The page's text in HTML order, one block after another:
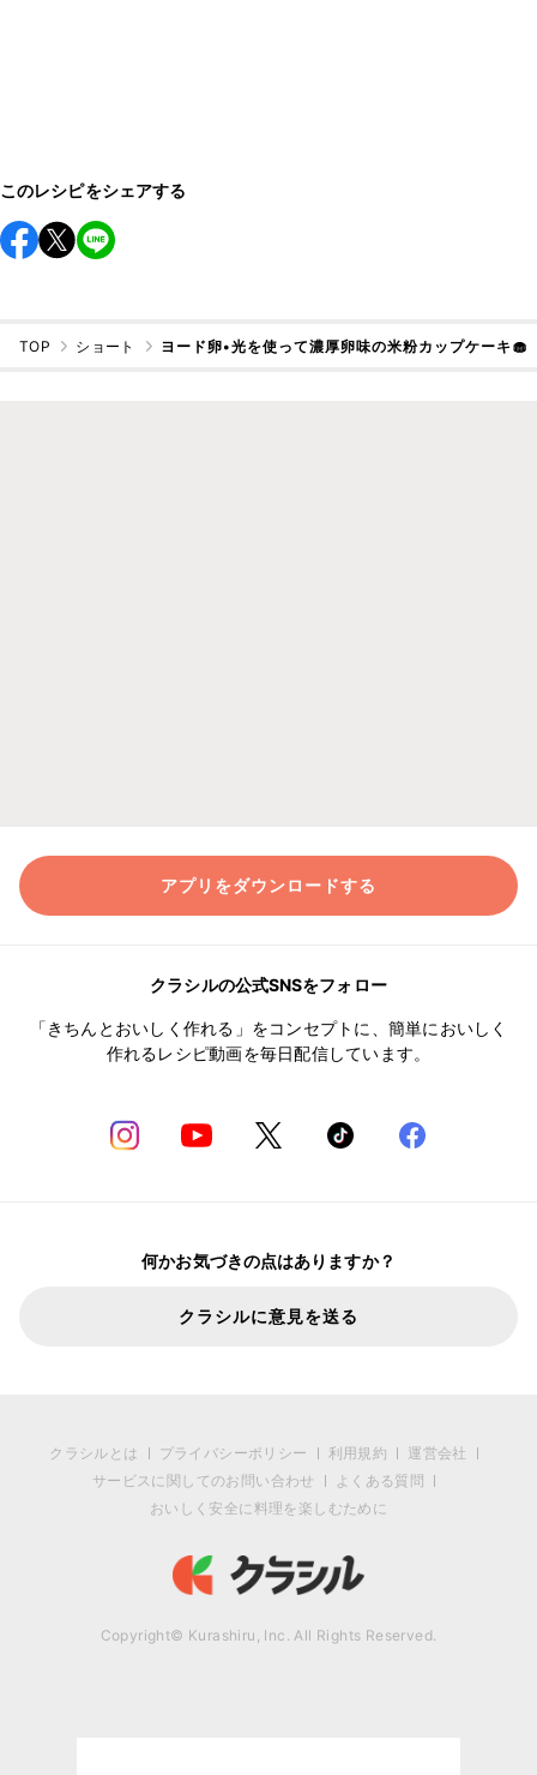
このレシピをシェアする
TOP ショート ヨード卵•光を使って濃厚卵味の米粉カップケーキ🧁
アプリをダウンロードする
クラシルの公式SNSをフォロー
「きちんとおいしく作れる」をコンセプトに、簡単においしく
作れるレシピ動画を毎日配信しています。
何かお気づきの点はありますか？
クラシルに意見を送る
クラシルとは プライバシーポリシー 利用規約
運営会社
サービスに関してのお問い合わせ
よくある質問
おいしく安全に料理を楽しむために
Copyright© Kurashiru, Inc. All Rights Reserved.